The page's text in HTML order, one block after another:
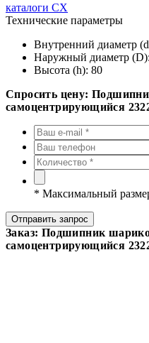
каталоги CX
Технические параметры
Внутренний диаметр
Наружный диаметр (D):
Высота (h): 80
Спросить цену:
самоцентрирующийся
* Максимальный
Отправить запрос
Заказ: Подшипник
самоцентрирующийся